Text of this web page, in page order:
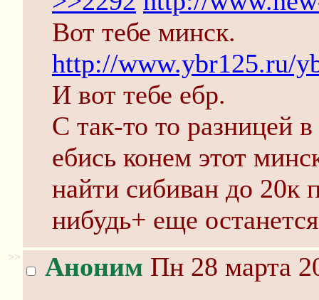
Вот тебе минск.
http://www.ybr125.ru/
И вот тебе ебр.
С так-то то разницей
ебись конем этот
найти сибиван до 20к
нибудь+ еще
>> Аноним Пн 28 марта